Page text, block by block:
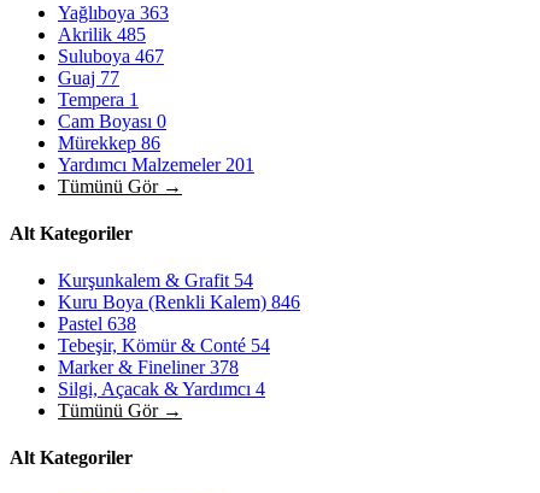
Yağlıboya 363
Akrilik 485
Suluboya 467
Guaj 77
Tempera 1
Cam Boyası 0
Mürekkep 86
Yardımcı Malzemeler 201
Tümünü Gör →
Alt Kategoriler
Kurşunkalem & Grafit 54
Kuru Boya (Renkli Kalem) 846
Pastel 638
Tebeşir, Kömür & Conté 54
Marker & Fineliner378
Silgi, Açacak & Yardımcı 4
Tümünü Gör →
Alt Kategoriler